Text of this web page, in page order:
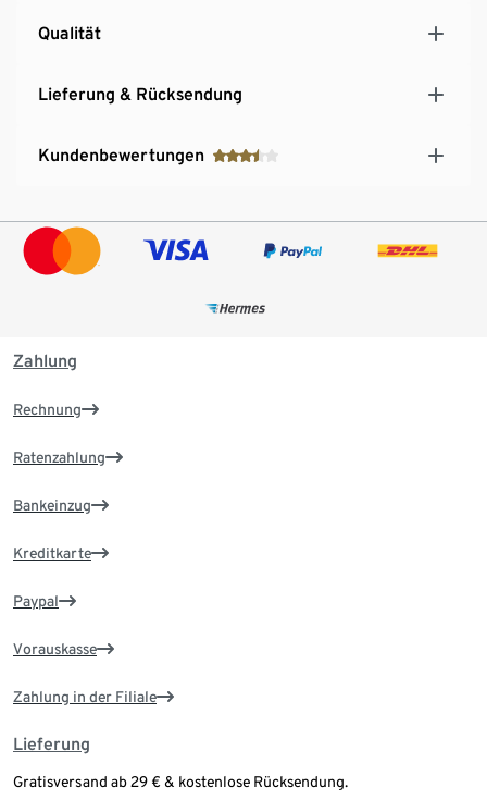
Qualität
Lieferung & Rücksendung
Kundenbewertungen
Zahlung
Rechnung
Ratenzahlung
Bankeinzug
Kreditkarte
Paypal
Vorauskasse
Zahlung in der Filiale
Lieferung
Gratisversand ab 29 € & kostenlose Rücksendung.